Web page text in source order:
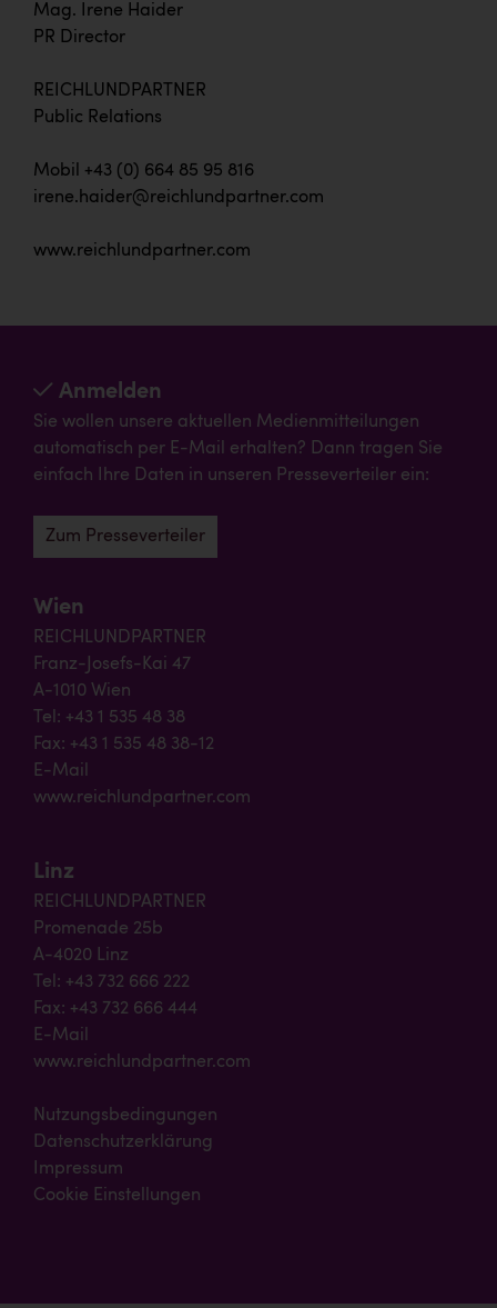
Mag. Irene Haider
PR Director
REICHLUNDPARTNER
Public Relations
Mobil +43 (0) 664 85 95 816
irene.haider@reichlundpartner.com
www.reichlundpartner.com
Anmelden
Sie wollen unsere aktuellen Medienmitteilungen
automatisch per E-Mail erhalten? Dann tragen Sie
einfach Ihre Daten in unseren Presseverteiler ein:
Zum Presseverteiler
Wien
REICHLUNDPARTNER
Franz-Josefs-Kai 47
A-1010 Wien
Tel: +43 1 535 48 38
Fax: +43 1 535 48 38-12
E-Mail
www.reichlundpartner.com
Linz
REICHLUNDPARTNER
Promenade 25b
A-4020 Linz
Tel: +43 732 666 222
Fax: +43 732 666 444
E-Mail
www.reichlundpartner.com
Nutzungsbedingungen
Datenschutzerklärung
Impressum
Cookie Einstellungen